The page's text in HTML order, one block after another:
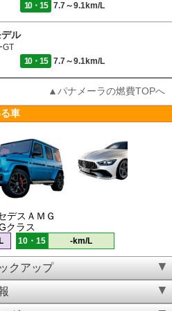
10・15 7.7～9.1km/L
ル
GT
10・15 7.7～9.1km/L
▲パナメーラの燃費TOPへ
車
デスＡＭＧ
クラス
10・15 -km/L
クアップ